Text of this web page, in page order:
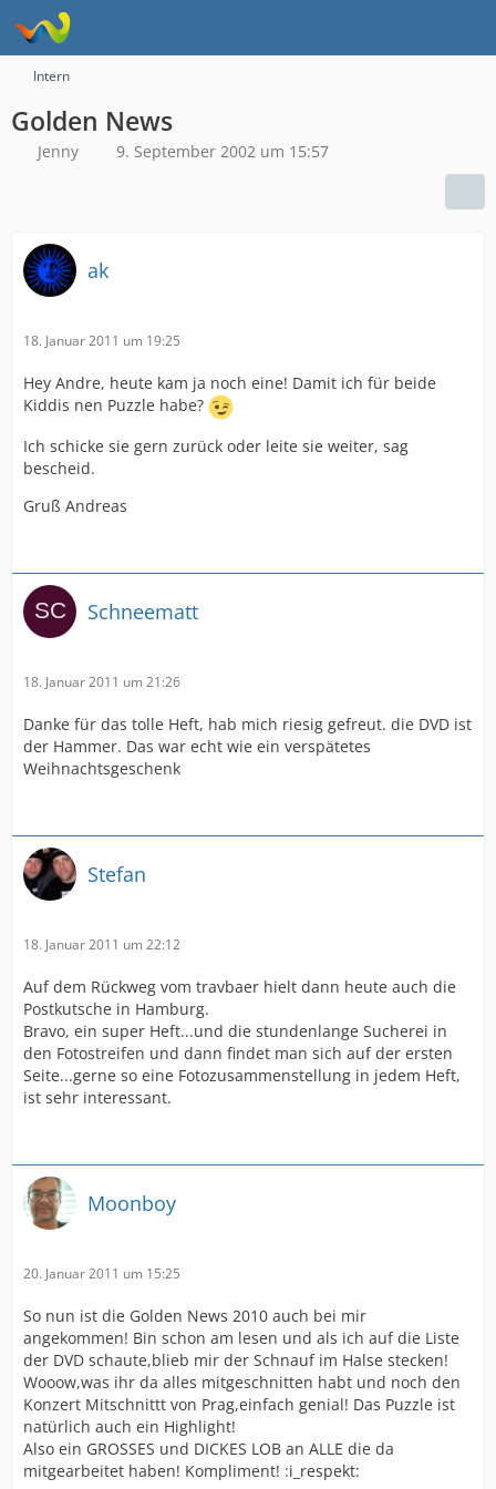
Intern
Golden News
Jenny 9. September 2002 um 15:57
ak
18. Januar 2011 um 19:25
Hey Andre, heute kam ja noch eine! Damit ich für beide
Kiddis nen Puzzle habe?
Ich schicke sie gern zurück oder leite sie weiter, sag
bescheid.
Gruß Andreas
Schneematt
18. Januar 2011 um 21:26
Danke für das tolle Heft, hab mich riesig gefreut. die DVD ist
der Hammer. Das war echt wie ein verspätetes
Weihnachtsgeschenk
Stefan
18. Januar 2011 um 22:12
Auf dem Rückweg vom travbaer hielt dann heute auch die
Postkutsche in Hamburg.
Bravo, ein super Heft...und die stundenlange Sucherei in
den Fotostreifen und dann findet man sich auf der ersten
Seite...gerne so eine Fotozusammenstellung in jedem Heft,
ist sehr interessant.
Moonboy
20. Januar 2011 um 15:25
So nun ist die Golden News 2010 auch bei mir
angekommen! Bin schon am lesen und als ich auf die Liste
der DVD schaute,blieb mir der Schnauf im Halse stecken!
Wooow,was ihr da alles mitgeschnitten habt und noch den
Konzert Mitschnittt von Prag,einfach genial! Das Puzzle ist
natürlich auch ein Highlight!
Also ein GROSSES und DICKES LOB an ALLE die da
mitgearbeitet haben! Kompliment! :i_respekt: